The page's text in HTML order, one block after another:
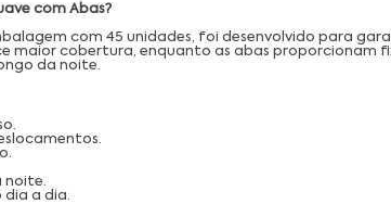
com Abas?
com 45 unidades, foi desenvolvido para
maior cobertura, enquanto as abas proporcionam
da noite.
noite.
dia a dia.